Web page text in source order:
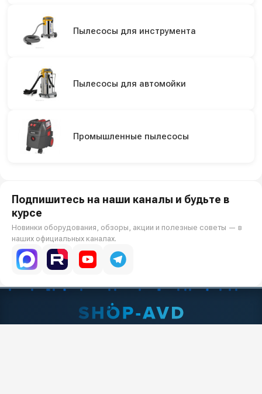
Пылесосы для инструмента
Пылесосы для автомойки
Промышленные пылесосы
Подпишитесь на наши каналы и будьте в
курсе
Новинки оборудования, обзоры, акции и полезные советы — в
наших официальных каналах.